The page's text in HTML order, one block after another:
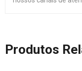
Produtos